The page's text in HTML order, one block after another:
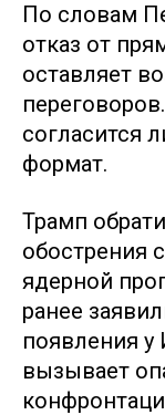
По словам
отказ от
оставляет
согласится
формат.
Трамп
обострения
ядерной
ранее
появления у
вызывает